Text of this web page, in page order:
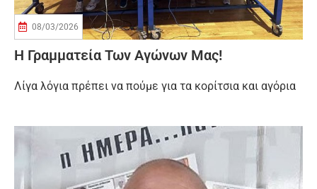
08/03/2026
H Γραμματεία Των Αγώνων Μας!
Λίγα λόγια πρέπει να πούμε για τα κορίτσια και αγόρια